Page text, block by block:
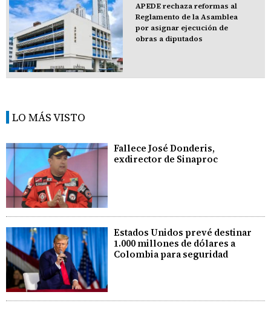
APEDE rechaza reformas al
Reglamento de la Asamblea
por asignar ejecución de
obras a diputados
LO MÁS VISTO
Fallece José Donderis,
exdirector de Sinaproc
Estados Unidos prevé destinar
1.000 millones de dólares a
Colombia para seguridad